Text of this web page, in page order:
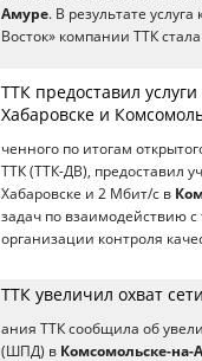
Амуре. В результате
Восток» компании ТТК
ТТК предоставил
Хабаровске и
ченного по итогам
ТТК (ТТК-ДВ), предоставил
Хабаровске и 2 Мбит/с в
задач по взаимодействию
организации контроля
ТТК увеличил охват
ания ТТК сообщила об
(ШПД) в Комсомольске-на-